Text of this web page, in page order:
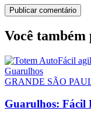
Você também
GRANDE SÃO
Guarulhos: Fácil